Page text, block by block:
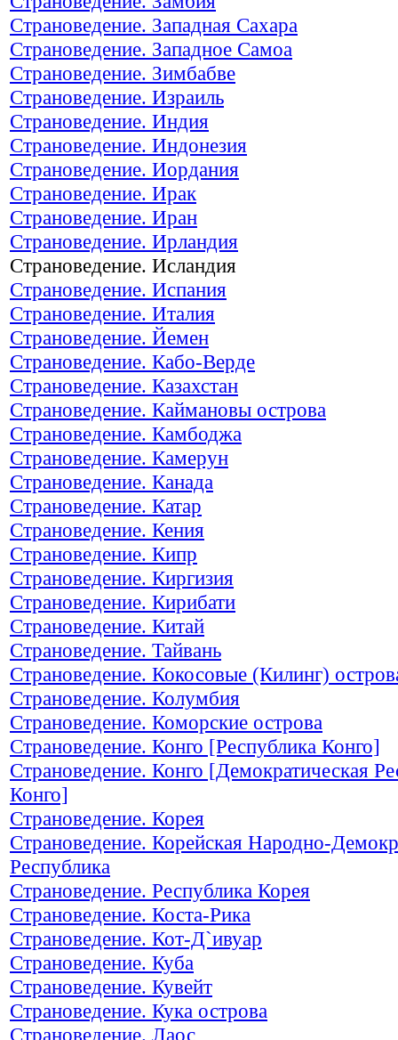
Страноведение. Западная Сахара
Страноведение. Западное Самоа
Страноведение. Зимбабве
Страноведение. Израиль
Страноведение. Индия
Страноведение. Индонезия
Страноведение. Иордания
Страноведение. Ирак
Страноведение. Иран
Страноведение. Ирландия
Страноведение. Исландия
Страноведение. Испания
Страноведение. Италия
Страноведение. Йемен
Страноведение. Кабо-Верде
Страноведение. Казахстан
Страноведение. Каймановы острова
Страноведение. Камбоджа
Страноведение. Камерун
Страноведение. Канада
Страноведение. Катар
Страноведение. Кения
Страноведение. Кипр
Страноведение. Киргизия
Страноведение. Кирибати
Страноведение. Китай
Страноведение. Тайвань
Страноведение. Кокосовые (Килинг)
Страноведение. Колумбия
Страноведение. Коморские острова
Страноведение. Конго [Республика Конго]
Страноведение. Конго [Демократическая
Конго]
Страноведение. Корея
Страноведение. Корейская Народно-
Республика
Страноведение. Республика Корея
Страноведение. Коста-Рика
Страноведение. Кот-Д`ивуар
Страноведение. Куба
Страноведение. Кувейт
Страноведение. Кука острова
Страноведение. Лаос